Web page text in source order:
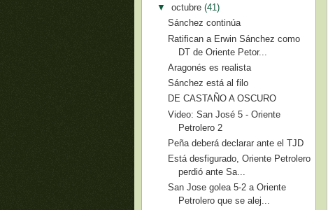
▼ octubre (41)
Sánchez continúa
Ratifican a Erwin Sánchez como
DT de Oriente Petor...
Aragonés es realista
Sánchez está al filo
DE CASTAÑO A OSCURO
Video: San José 5 - Oriente
Petrolero 2
Peña deberá declarar ante el TJD
Está desfigurado, Oriente Petrolero
perdió ante Sa...
San Jose golea 5-2 a Oriente
Petrolero que se alej...